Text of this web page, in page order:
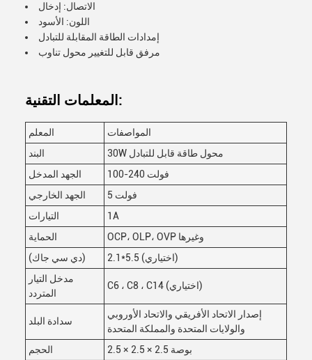
الاتصال: إدخال
اللون: الأسود
إمدادات الطاقة المقابلة للتبادل
مرفق قابل للتغيير محول تناوب
المعلمات التقنية:
المعلم
المواصفات
البند
30W محول طاقة قابل للتبادل
الجهد المدخل
100-240 فولت
الجهد الخارجي
5 فولت
التيارات
1A
الحماية
OCP، OLP، OVP وغيرها
(دي سي جاك)
2.1*5.5 (اختياري)
مدخل التيار
المتردد
C6 ، C8 ، C14 (اختياري)
سدادة البلد
إصدار الاتحاد الأفريقي والاتحاد الأوروبي
والولايات المتحدة والمملكة المتحدة
الحجم
2.5 × 2.5 × 2.5 بوصة